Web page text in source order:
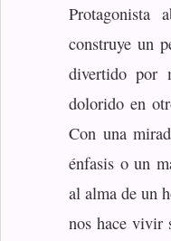
Protagonista
construye un
divertido por
dolorido en
Con una
énfasis o un
al alma de un
nos hace vivir